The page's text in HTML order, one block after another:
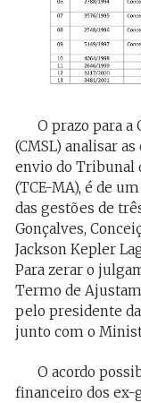
O prazo para a
(CMSL) analisar
envio do Tribunal
(TCE-MA), é de
das gestões de
Gonçalves,
Jackson Kepler
Para zerar o
Termo de
pelo presidente da
junto com o
O acordo
financeiro dos ex-